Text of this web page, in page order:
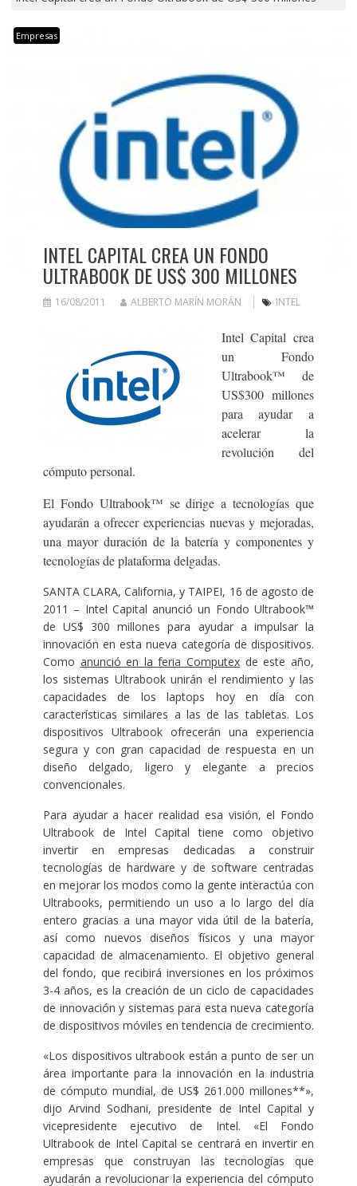
Empresas
INTEL CAPITAL CREA UN FONDO
ULTRABOOK DE US$ 300 MILLONES
16/08/2011 ALBERTO MARÍN MORÁN INTEL
Intel Capital crea
un Fondo
Ultrabook™ de
US$300 millones
para ayudar a
acelerar la
revolución del
cómputo personal.
El Fondo Ultrabook™ se dirige a tecnologías que
ayudarán a ofrecer experiencias nuevas y mejoradas,
una mayor duración de la batería y componentes y
tecnologías de plataforma delgadas.
SANTA CLARA, California, y TAIPEI, 16 de agosto de
2011 – Intel Capital anunció un Fondo Ultrabook™
de US$ 300 millones para ayudar a impulsar la
innovación en esta nueva categoría de dispositivos.
Como anunció en la feria Computex de este año,
los sistemas Ultrabook unirán el rendimiento y las
capacidades de los laptops hoy en día con
características similares a las de las tabletas. Los
dispositivos Ultrabook ofrecerán una experiencia
segura y con gran capacidad de respuesta en un
diseño delgado, ligero y elegante a precios
convencionales.
Para ayudar a hacer realidad esa visión, el Fondo
Ultrabook de Intel Capital tiene como objetivo
invertir en empresas dedicadas a construir
tecnologías de hardware y de software centradas
en mejorar los modos como la gente interactúa con
Ultrabooks, permitiendo un uso a lo largo del día
entero gracias a una mayor vida útil de la batería,
así como nuevos diseños físicos y una mayor
capacidad de almacenamiento. El objetivo general
del fondo, que recibirá inversiones en los próximos
3-4 años, es la creación de un ciclo de capacidades
de innovación y sistemas para esta nueva categoría
de dispositivos móviles en tendencia de crecimiento.
«Los dispositivos ultrabook están a punto de ser un
área importante para la innovación en la industria
de cómputo mundial, de US$ 261.000 millones**»,
dijo Arvind Sodhani, presidente de Intel Capital y
vicepresidente ejecutivo de Intel. «El Fondo
Ultrabook de Intel Capital se centrará en invertir en
empresas que construyan las tecnologías que
ayudarán a revolucionar la experiencia del cómputo